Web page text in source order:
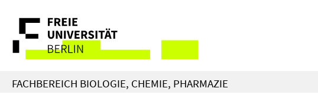
direkt
Inhalt
Service-
Navigation
FACHBEREICH BIOLOGIE, CHEMIE, PHARMAZIE